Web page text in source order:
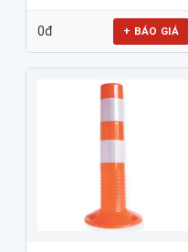
0đ + BÁO GIÁ